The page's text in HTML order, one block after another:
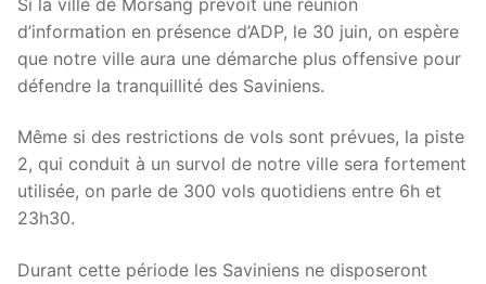
d’information en présence d’ADP, le 30 juin, on espère
que notre ville aura une démarche plus offensive pour
défendre la tranquillité des Saviniens.
Même si des restrictions de vols sont prévues, la piste
2, qui conduit à un survol de notre ville sera fortement
utilisée, on parle de 300 vols quotidiens entre 6h et
23h30.
Durant cette période les Saviniens ne disposeront